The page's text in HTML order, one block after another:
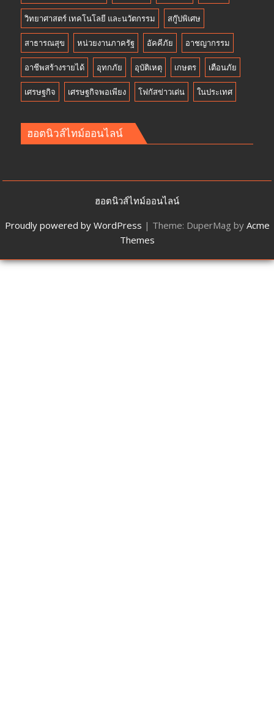
วิทยาศาสตร์ เทคโนโลยี และนวัตกรรม สกู๊ปพิเศษ
สาธารณสุข หน่วยงานภาครัฐ อัคคีภัย อาชญากรรม
อาชีพสร้างรายได้ อุทกภัย อุบัติเหตุ เกษตร เตือนภัย
เศรษฐกิจ เศรษฐกิจพอเพียง โฟกัสข่าวเด่น ในประเทศ
ฮอตนิวส์ไทม์ออนไลน์
ฮอตนิวส์ไทม์ออนไลน์
Proudly powered by WordPress | Theme: DuperMag by Acme
Themes